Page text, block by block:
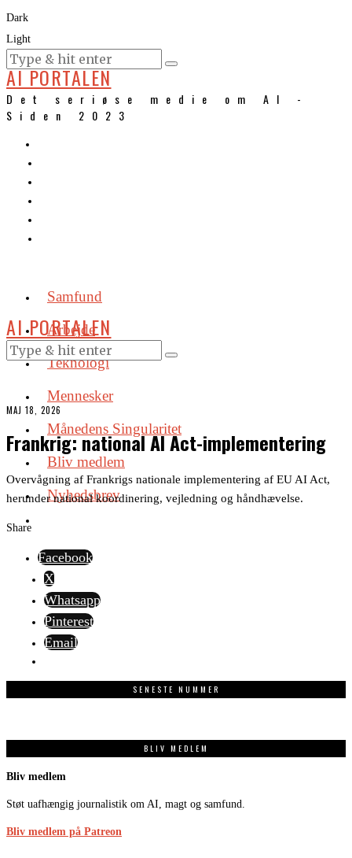
Dark
Light
KURSER
AI PORTALEN
Det seriøse medie om AI -
Siden 2023
Samfund
Arbejde
Teknologi
Mennesker
Månedens Singularitet
Bliv medlem
Nyhedsbrev
AI PORTALEN
MAJ 18, 2026
Frankrig: national AI Act-implementering
Overvågning af Frankrigs nationale implementering af EU AI Act,
herunder national koordinering, vejledning og håndhævelse.
Share
Facebook
X
Whatsapp
Pinterest
Email
SENESTE NUMMER
BLIV MEDLEM
Bliv medlem
Støt uafhængig journalistik om AI, magt og samfund.
Bliv medlem på Patreon